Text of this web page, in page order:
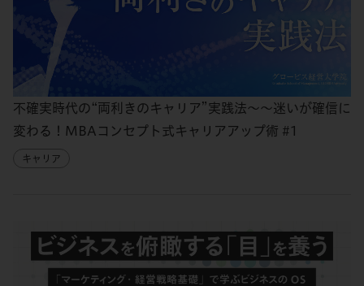
不確実時代の“両利きのキャリア”実践法～～迷いが確信に
変わる！MBAコンセプト式キャリアアップ術 #1
キャリア